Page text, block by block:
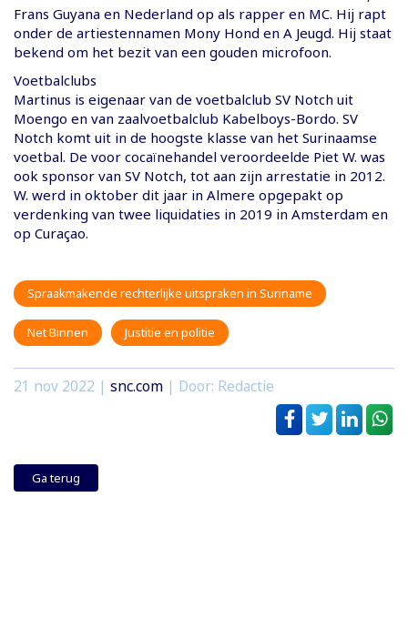
Frans Guyana en Nederland op als rapper en MC. Hij rapt
onder de artiestennamen Mony Hond en A Jeugd. Hij staat
bekend om het bezit van een gouden microfoon.
Voetbalclubs
Martinus is eigenaar van de voetbalclub SV Notch uit
Moengo en van zaalvoetbalclub Kabelboys-Bordo. SV
Notch komt uit in de hoogste klasse van het Surinaamse
voetbal. De voor cocaïnehandel veroordeelde Piet W. was
ook sponsor van SV Notch, tot aan zijn arrestatie in 2012.
W. werd in oktober dit jaar in Almere opgepakt op
verdenking van twee liquidaties in 2019 in Amsterdam en
op Curaçao.
Spraakmakende rechterlijke uitspraken in Suriname
Net Binnen Justitie en politie
21 nov 2022 | snc.com | Door: Redactie
Ga terug